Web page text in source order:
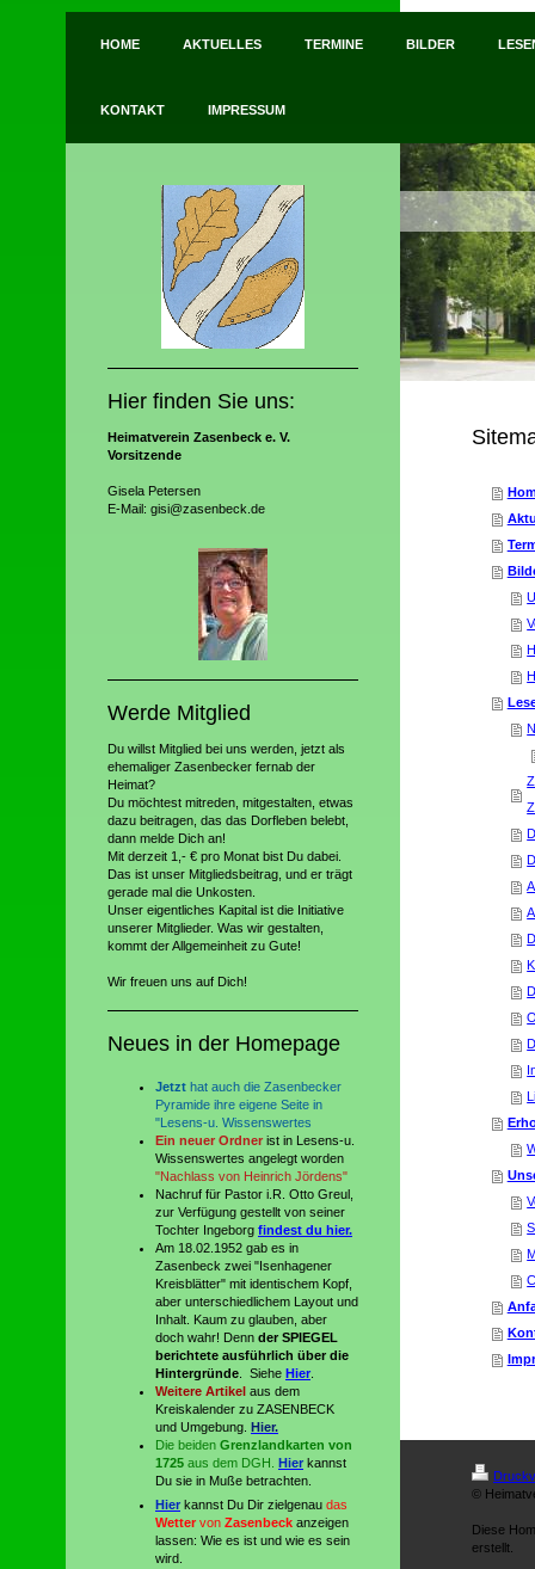
HOME AKTUELLES TERMINE BILDER
KONTAKT IMPRESSUM
Hier finden Sie uns:
Heimatverein Zasenbeck e. V.
Vorsitzende
Gisela Petersen
E-Mail: gisi@zasenbeck.de
Werde Mitglied
Du willst Mitglied bei uns werden, jetzt als
ehemaliger Zasenbecker fernab der
Heimat?
Du möchtest mitreden, mitgestalten, etwas
dazu beitragen, das das Dorfleben belebt,
dann melde Dich an!
Mit derzeit 1,- € pro Monat bist Du dabei.
Das ist unser Mitgliedsbeitrag, und er trägt
gerade mal die Unkosten.
Unser eigentliches Kapital ist die Initiative
unserer Mitglieder. Was wir gestalten,
kommt der Allgemeinheit zu Gute!
Wir freuen uns auf Dich!
Neues in der Homepage
Jetzt hat auch die Zasenbecker
Pyramide ihre eigene Seite in
"Lesens-u. Wissenswertes
Ein neuer Ordner ist in Lesens-u.
Wissenswertes angelegt worden
"Nachlass von Heinrich Jördens"
Nachruf für Pastor i.R. Otto Greul,
zur Verfügung gestellt von seiner
Tochter Ingeborg findest du hier.
Am 18.02.1952 gab es in
Zasenbeck zwei "Isenhagener
Kreisblätter" mit identischem Kopf,
aber unterschiedlichem Layout und
Inhalt. Kaum zu glauben, aber
doch wahr! Denn der SPIEGEL
berichtete ausführlich über die
Hintergründe . Siehe Hier
Weitere Artikel aus dem
Kreiskalender zu ZASENBECK
und Umgebung Hier.
Die beiden Grenzlandkarten von
1725 aus dem DGH. Hier kannst
Du sie in Muße betrachten.
Hier kannst Du Dir zielgenau das
Wetter von Zasenbeck anzeigen
lassen: Wie es ist und wie es sein
wird.
©
Diese
erstellt.